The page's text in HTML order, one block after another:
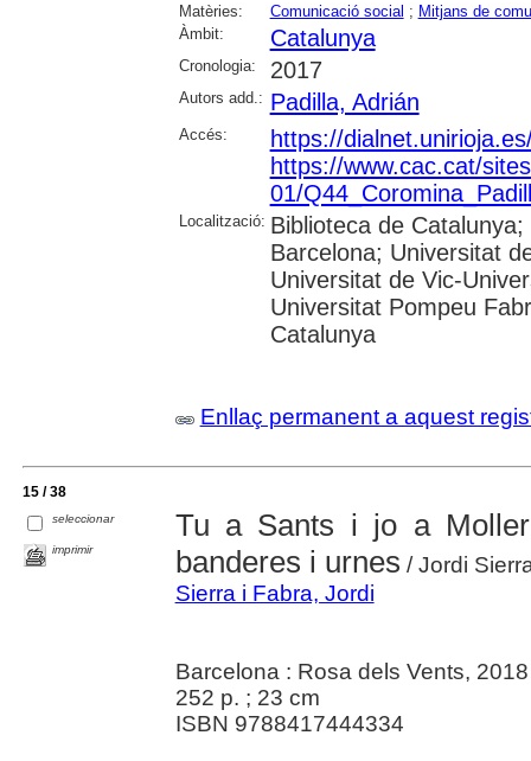
Matèries: Comunicació social ; Mitjans de
Àmbit:
Catalunya
Cronologia: 2017
Autors add.: Padilla, Adrián
Accés:
https://
https://www.cac.cat/
01/
Localització: Biblioteca de
Barcelona; Universitat
Universitat de Vic-
Universitat Pompeu
Catalunya
Enllaç permanent a aquest
15 / 38
seleccionar
imprimir
Tu a Sants i jo a
banderes i urnes / Jordi
Sierra i Fabra, Jordi
Barcelona : Rosa dels Vents, 2018
252 p. ; 23 cm
ISBN 9788417444334